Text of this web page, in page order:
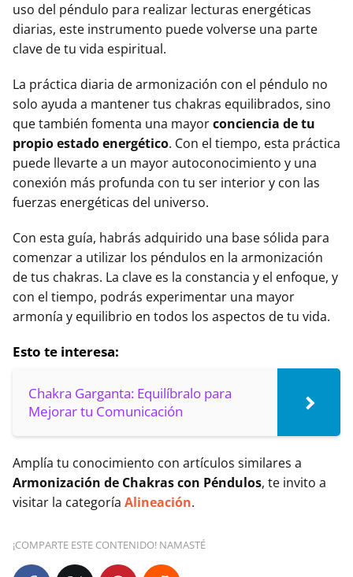
uso del péndulo para realizar lecturas energéticas
diarias, este instrumento puede volverse una parte
clave de tu vida espiritual.
La práctica diaria de armonización con el péndulo no
solo ayuda a mantener tus chakras equilibrados, sino
que también fomenta una mayorconciencia de tu
propio estado energético. Con el tiempo, esta práctica
puede llevarte a un mayor autoconocimiento y una
conexión más profunda con tu ser interior y con las
fuerzas energéticas del universo.
Con esta guía, habrás adquirido una base sólida para
comenzar a utilizar los péndulos en la armonización
de tus chakras. La clave es la constancia y el enfoque, y
con el tiempo, podrás experimentar una mayor
armonía y equilibrio en todos los aspectos de tu vida.
Esto te interesa:
Chakra Garganta: Equilíbralo para
Mejorar tu Comunicación
Amplía tu conocimiento con artículos similares a
Armonización de Chakras con Péndulos, te invito a
visitar la categoría Alineación.
¡COMPARTE ESTE CONTENIDO! NAMASTÉ